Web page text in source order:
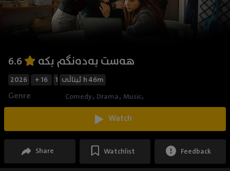
هەست بەدەنگم بکە
2026 + 16 ئیتاڵی 1h 46m
Genre Comedy, Drama, Music,
Watch
Share Watchlist Feedback